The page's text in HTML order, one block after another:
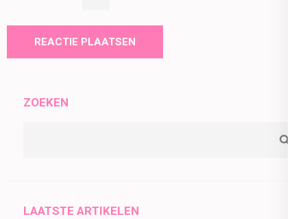
ZOEKEN
LAATSTE ARTIKELEN